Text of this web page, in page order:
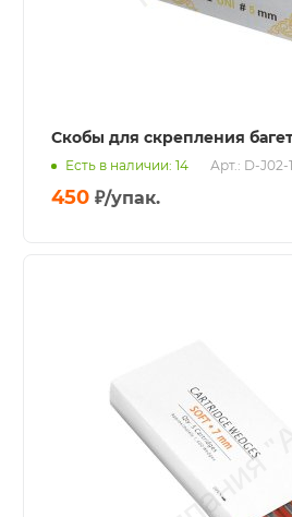
Скобы для скрепления
Есть в наличии: 14 Арт.: D-J02-
450 ₽/упак.